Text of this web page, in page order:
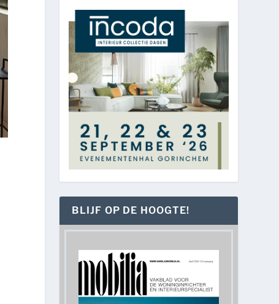
BLIJF OP DE HOOGTE!